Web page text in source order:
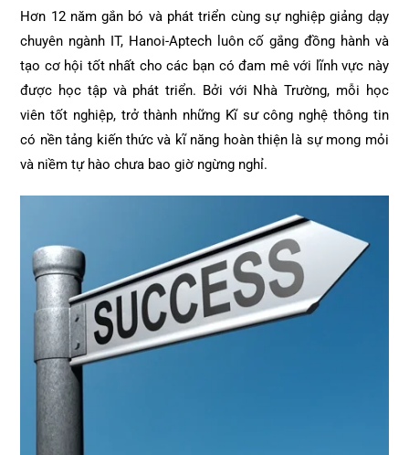
Hơn 12 năm gắn bó và phát triển cùng sự nghiệp giảng dạy
chuyên ngành IT, Hanoi-Aptech luôn cố gắng đồng hành và
tạo cơ hội tốt nhất cho các bạn có đam mê với lĩnh vực này
được học tập và phát triển. Bởi với Nhà Trường, mỗi học
viên tốt nghiệp, trở thành những Kĩ sư công nghệ thông tin
có nền tảng kiến thức và kĩ năng hoàn thiện là sự mong mỏi
và niềm tự hào chưa bao giờ ngừng nghỉ.